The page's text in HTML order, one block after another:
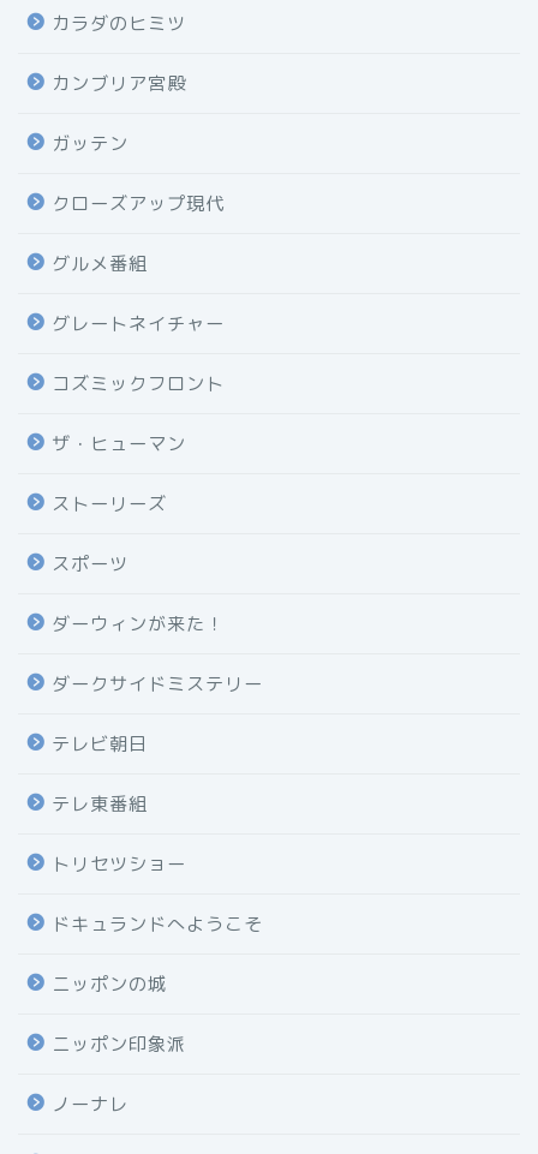
カラダのヒミツ
カンブリア宮殿
ガッテン
クローズアップ現代
グルメ番組
グレートネイチャー
コズミックフロント
ザ・ヒューマン
ストーリーズ
スポーツ
ダーウィンが来た！
ダークサイドミステリー
テレビ朝日
テレ東番組
トリセツショー
ドキュランドへようこそ
ニッポンの城
ニッポン印象派
ノーナレ